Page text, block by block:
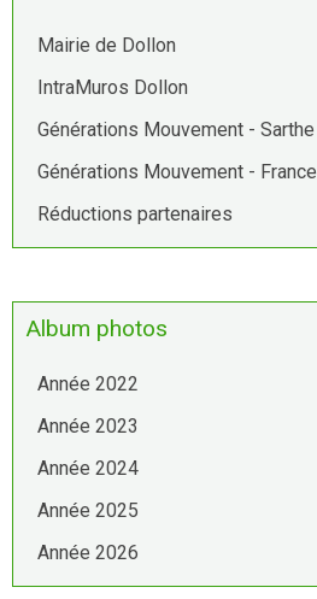
Mairie de Dollon
IntraMuros Dollon
Générations Mouvement - Sarthe
Générations Mouvement - France
Réductions partenaires
Album photos
Année 2022
Année 2023
Année 2024
Année 2025
Année 2026